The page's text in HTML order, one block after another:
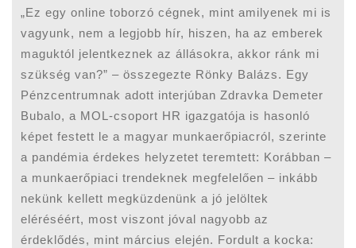
„Ez egy online toborzó cégnek, mint amilyenek mi is
vagyunk, nem a legjobb hír, hiszen, ha az emberek
maguktól jelentkeznek az állásokra, akkor ránk mi
szükség van?” – összegezte Rönky Balázs. Egy
Pénzcentrumnak adott interjúban Zdravka Demeter
Bubalo, a MOL-csoport HR igazgatója is hasonló
képet festett le a magyar munkaerőpiacról, szerinte
a pandémia érdekes helyzetet teremtett: Korábban –
a munkaerőpiaci trendeknek megfelelően – inkább
nekünk kellett megküzdenünk a jó jelöltek
eléréséért, most viszont jóval nagyobb az
érdeklődés, mint március elején. Fordult a kocka: